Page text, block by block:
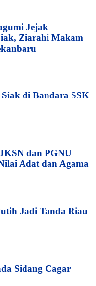
Jejak
Ziarahi Makam
di Bandara SSK
dan PGNU
Adat dan Agama
Jadi Tanda Riau
Sidang Cagar